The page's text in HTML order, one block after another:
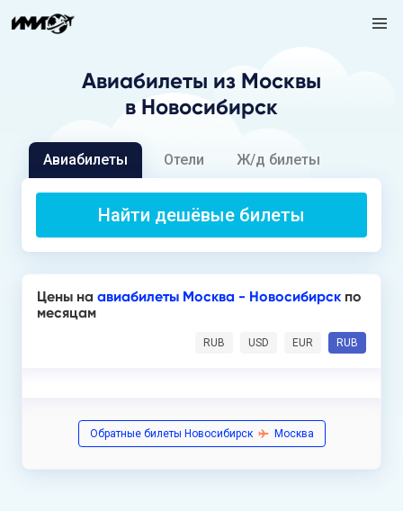
Авиабилеты из Москвы
в Новосибирск
Авиабилеты Отели Ж/д билеты
Найти дешёвые билеты
Цены на авиабилеты Москва - Новосибирск по
месяцам
RUB USD EUR RUB
Обратные билеты Новосибирск Москва